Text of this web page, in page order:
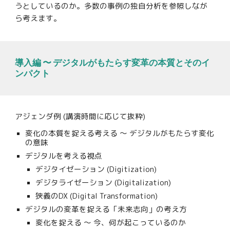
うとしているのか。多数の事例の独自分析を参照しなが
ら考えます。
導入編 〜 デジタルがもたらす変革の本質とそのイ
ンパクト
アジェンダ例 (講演時間に応じて抜粋)
変化の本質を捉える考える 〜 デジタルがもたらす変化
の意味
デジタルを考える視点
デジタイゼーション (Digitization)
デジタライゼーション (Digitalization)
狭義のDX (Digital Transformation)
デジタルの変革を捉える「未来志向」の考え方
変化を捉える 〜 今、何が起こっているのか